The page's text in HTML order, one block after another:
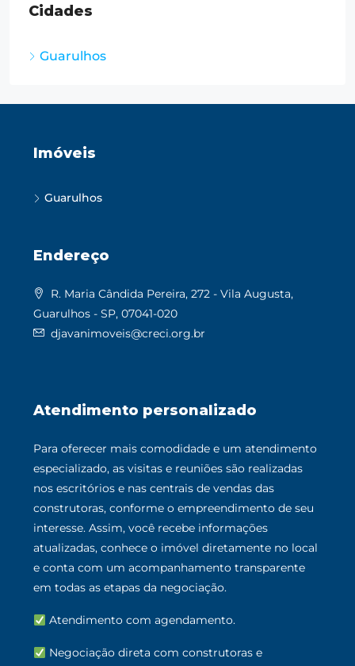
Cidades
Guarulhos
Imóveis
Guarulhos
Endereço
R. Maria Cândida Pereira, 272 - Vila Augusta,
Guarulhos - SP, 07041-020
djavanimoveis@creci.org.br
Atendimento personalizado
Para oferecer mais comodidade e um atendimento
especializado, as visitas e reuniões são realizadas
nos escritórios e nas centrais de vendas das
construtoras, conforme o empreendimento de seu
interesse. Assim, você recebe informações
atualizadas, conhece o imóvel diretamente no local
e conta com um acompanhamento transparente
em todas as etapas da negociação.
Atendimento com agendamento.
Negociação direta com construtoras e